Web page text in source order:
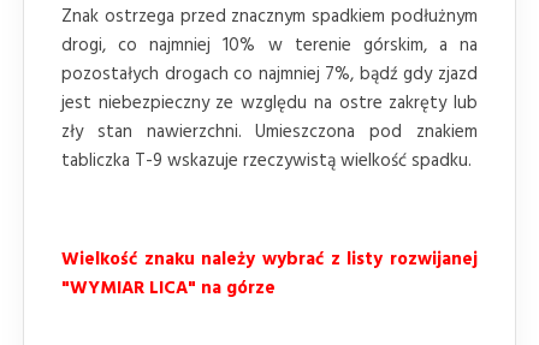
Znak ostrzega przed znacznym spadkiem podłużnym
drogi, co najmniej 10% w terenie górskim, a na
pozostałych drogach co najmniej 7%, bądź gdy zjazd
jest niebezpieczny ze względu na ostre zakręty lub
zły stan nawierzchni. Umieszczona pod znakiem
tabliczka T-9 wskazuje rzeczywistą wielkość spadku.
Wielkość znaku należy wybrać z listy rozwijanej
"WYMIAR LICA" na górze